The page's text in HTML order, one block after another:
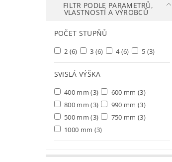
FILTR PODLE PARAMETRŮ,
VLASTNOSTÍ A VÝROBCŮ
POČET STUPŇŮ
2 (6) 3 (6) 4(6) 5 (3)
SVISLÁ VÝŠKA
400 mm(3) 600 mm (3)
800 mm(3) 990 mm (3)
500 mm(3) 750 mm (3)
1000 mm (3)